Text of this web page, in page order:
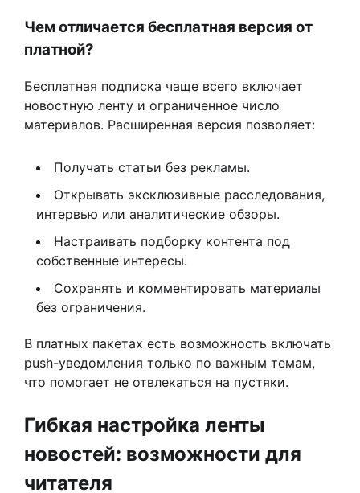
Чем отличается бесплатная версия от
платной?
Бесплатная подписка чаще всего включает
новостную ленту и ограниченное число
материалов. Расширенная версия позволяет:
Получать статьи без рекламы.
Открывать эксклюзивные расследования,
интервью или аналитические обзоры.
Настраивать подборку контента под
собственные интересы.
Сохранять и комментировать материалы
без ограничения.
В платных пакетах есть возможность включать
push-уведомления только по важным темам,
что помогает не отвлекаться на пустяки.
Гибкая настройка ленты
новостей: возможности для
читателя